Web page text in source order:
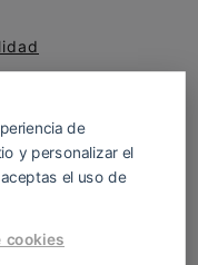
Artificial
de
y personalizar el
el uso de
cookies